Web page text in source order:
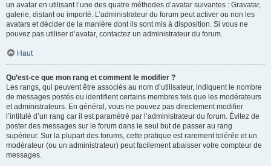
un avatar en utilisant l’une des quatre méthodes d’avatar suivantes : Gravatar,
galerie, distant ou importé. L’administrateur du forum peut activer ou non les
avatars et décider de la manière dont ils sont mis à disposition. Si vous ne
pouvez pas utiliser d’avatar, contactez un administrateur du forum.
Haut
Qu’est-ce que mon rang et comment le modifier ?
Les rangs, qui peuvent être associés au nom d’utilisateur, indiquent le nombre
de messages postés ou identifient certains membres tels que les modérateurs
et administrateurs. En général, vous ne pouvez pas directement modifier
l’intitulé d’un rang car il est paramétré par l’administrateur du forum. Évitez de
poster des messages sur le forum dans le seul but de passer au rang
supérieur. Sur la plupart des forums, cette pratique est rarement tolérée et un
modérateur (ou un administrateur) peut facilement abaisser votre compteur de
messages.